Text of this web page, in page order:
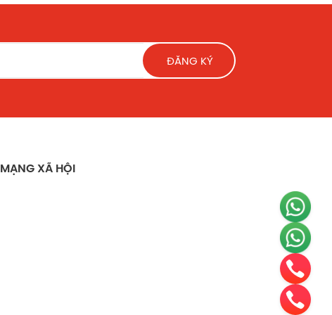
ĐĂNG KÝ
MẠNG XÃ HỘI